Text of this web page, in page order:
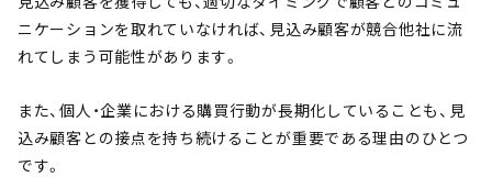
ニケーションを取れていなければ、見込み顧客が競合他社に流
れてしまう可能性があります。
また、個人・企業における購買行動が長期化していることも、見
込み顧客との接点を持ち続けることが重要である理由のひとつ
です。